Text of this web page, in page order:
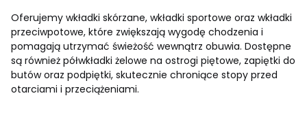
Oferujemy wkładki skórzane, wkładki sportowe oraz wkładki
przeciwpotowe, które zwiększają wygodę chodzenia i
pomagają utrzymać świeżość wewnątrz obuwia. Dostępne
są również półwkładki żelowe na ostrogi piętowe, zapiętki do
butów oraz podpiętki, skutecznie chroniące stopy przed
otarciami i przeciążeniami.